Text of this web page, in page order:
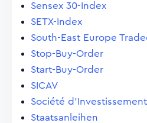
Sensex 30-Index
SETX-Index
South-East Europe
Stop-Buy-Order
Start-Buy-Order
SICAV
Société
Staatsanleihen